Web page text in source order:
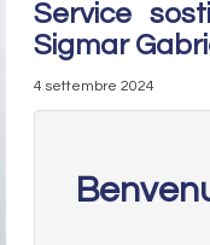
Service
Sigmar
4 settembre 2024